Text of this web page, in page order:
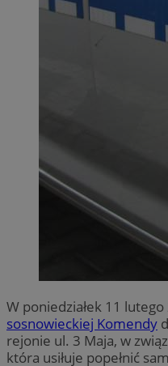
W poniedziałek 11
sosnowieckiej Komendy
rejonie ul. 3 Maja, w
która usiłuje popełnić